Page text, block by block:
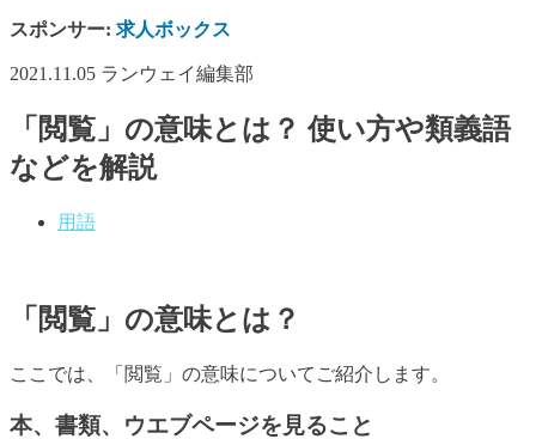
スポンサー: 求人ボックス
2021.11.05 ランウェイ編集部
「閲覧」の意味とは？ 使い方や類義語
などを解説
用語
「閲覧」の意味とは？
ここでは、「閲覧」の意味についてご紹介します。
本、書類、ウエブページを見ること